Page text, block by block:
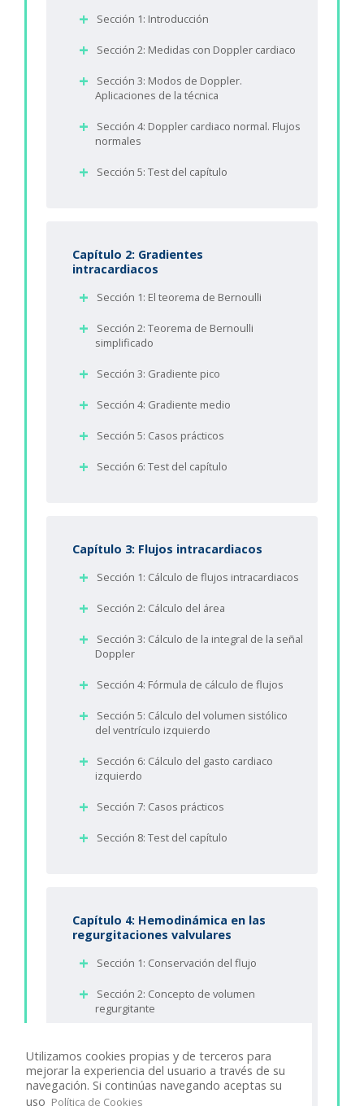
Utilizamos cookies propias y de terceros para
mejorar la experiencia del usuario a través de su
navegación. Si continúas navegando aceptas su
uso Política de Cookies
Sección 1: Introducción
Sección 2: Medidas con Doppler cardiaco
Sección 3: Modos de Doppler.
Aplicaciones de la técnica
Sección 4: Doppler cardiaco normal. Flujos
normales
Sección 5: Test del capítulo
Capítulo 2: Gradientes
intracardiacos
Sección 1: El teorema de Bernoulli
Sección 2: Teorema de Bernoulli
simplificado
Sección 3: Gradiente pico
Sección 4: Gradiente medio
Sección 5: Casos prácticos
Sección 6: Test del capítulo
Capítulo 3: Flujos intracardiacos
Sección 1: Cálculo de flujos intracardiacos
Sección 2: Cálculo del área
Sección 3: Cálculo de la integral de la señal
Doppler
Sección 4: Fórmula de cálculo de flujos
Sección 5: Cálculo del volumen sistólico
del ventrículo izquierdo
Sección 6: Cálculo del gasto cardiaco
izquierdo
Sección 7: Casos prácticos
Sección 8: Test del capítulo
Capítulo 4: Hemodinámica en las
regurgitaciones valvulares
Sección 1: Conservación del flujo
Sección 2: Concepto de volumen
regurgitante
regurgitante
Sección 4: Concepto de orificio
regurgitante